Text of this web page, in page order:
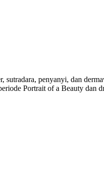
sutradara, penyanyi, dan
Portrait of a Beauty dan